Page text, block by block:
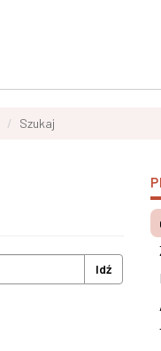
Szukaj
Idź